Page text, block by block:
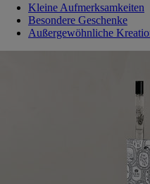
Kleine Aufmerksamkeiten
Besondere Geschenke
Außergewöhnliche